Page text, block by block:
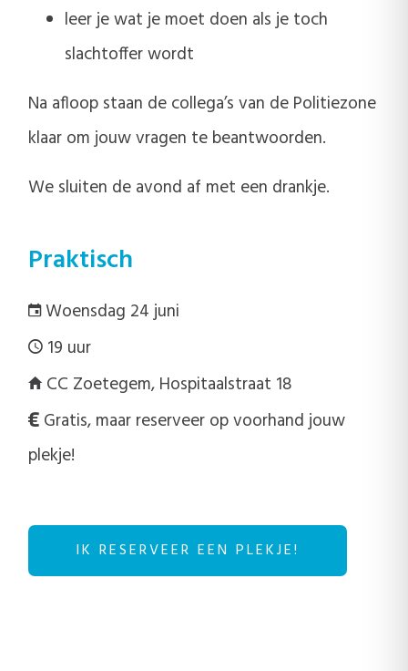
leer je wat je moet doen als je toch
slachtoffer wordt
Na afloop staan de collega’s van de Politiezone
klaar om jouw vragen te beantwoorden.
We sluiten de avond af met een drankje.
Praktisch
Woensdag 24 juni
19 uur
CC Zoetegem, Hospitaalstraat 18
Gratis, maar reserveer op voorhand jouw
plekje!
IK RESERVEER EEN PLEKJE!